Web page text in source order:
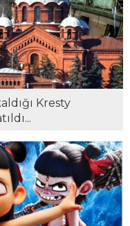
Kresty